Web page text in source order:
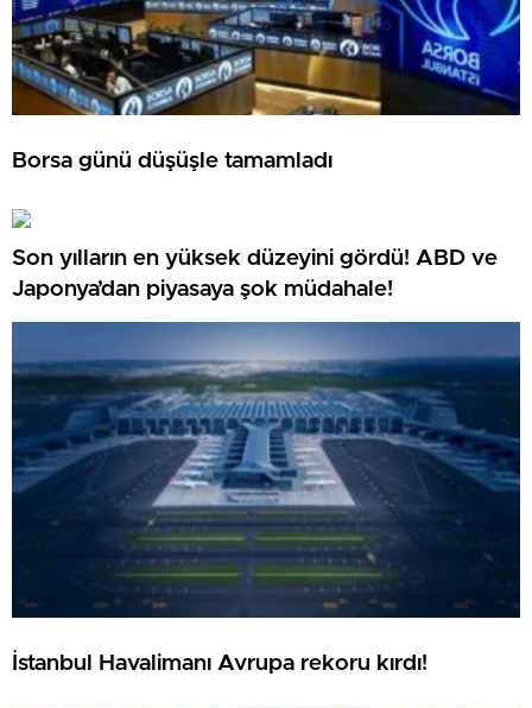
Borsa günü düşüşle tamamladı
Son yılların en yüksek düzeyini gördü! ABD ve
Japonya’dan piyasaya şok müdahale!
İstanbul Havalimanı Avrupa rekoru kırdı!